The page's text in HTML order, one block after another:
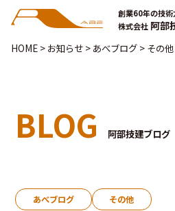
創業60年の技術
株式会社 阿部
HOME> お知らせ> あべブログ> その他
BLOG 阿部技建ブログ
あべブログ その他